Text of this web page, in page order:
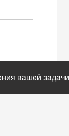
вашей задачи